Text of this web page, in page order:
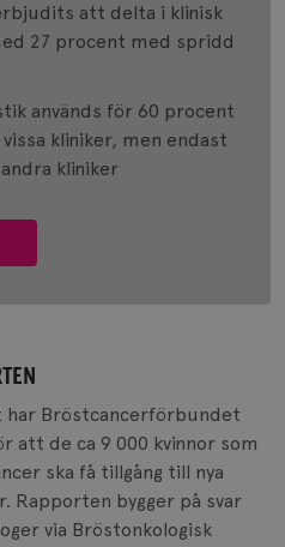
att delta i klinisk
27 procent med spridd
används för 60 procent
kliniker, men endast
kliniker
Bröstcancerförbundet
att de ca 9 000 kvinnor som
ska få tillgång till nya
Rapporten bygger på svar
via Bröstonkologisk